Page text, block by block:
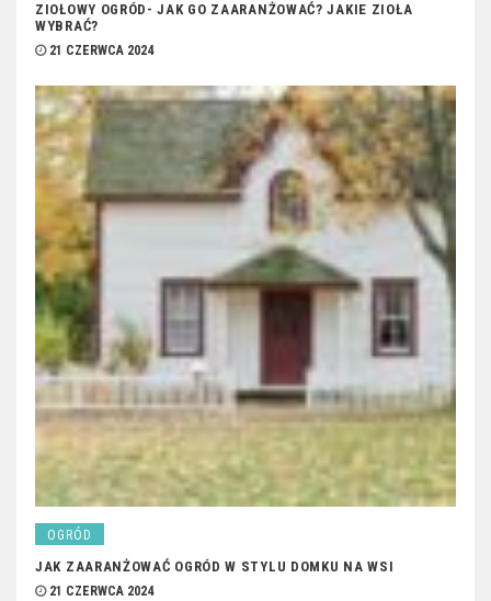
ZIOŁOWY OGRÓD- JAK GO ZAARANŻOWAĆ? JAKIE ZIOŁA
WYBRAĆ?
21 CZERWCA 2024
OGRÓD
JAK ZAARANŻOWAĆ OGRÓD W STYLU DOMKU NA WSI
21 CZERWCA 2024